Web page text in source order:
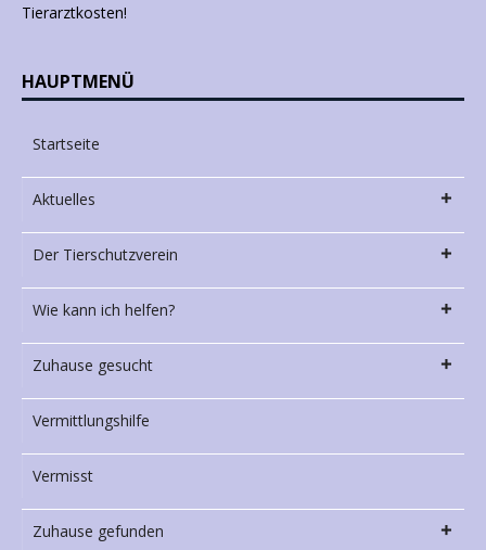
Tierarztkosten!
HAUPTMENÜ
Startseite
Aktuelles
Der Tierschutzverein
Wie kann ich helfen?
Zuhause gesucht
Vermittlungshilfe
Vermisst
Zuhause gefunden